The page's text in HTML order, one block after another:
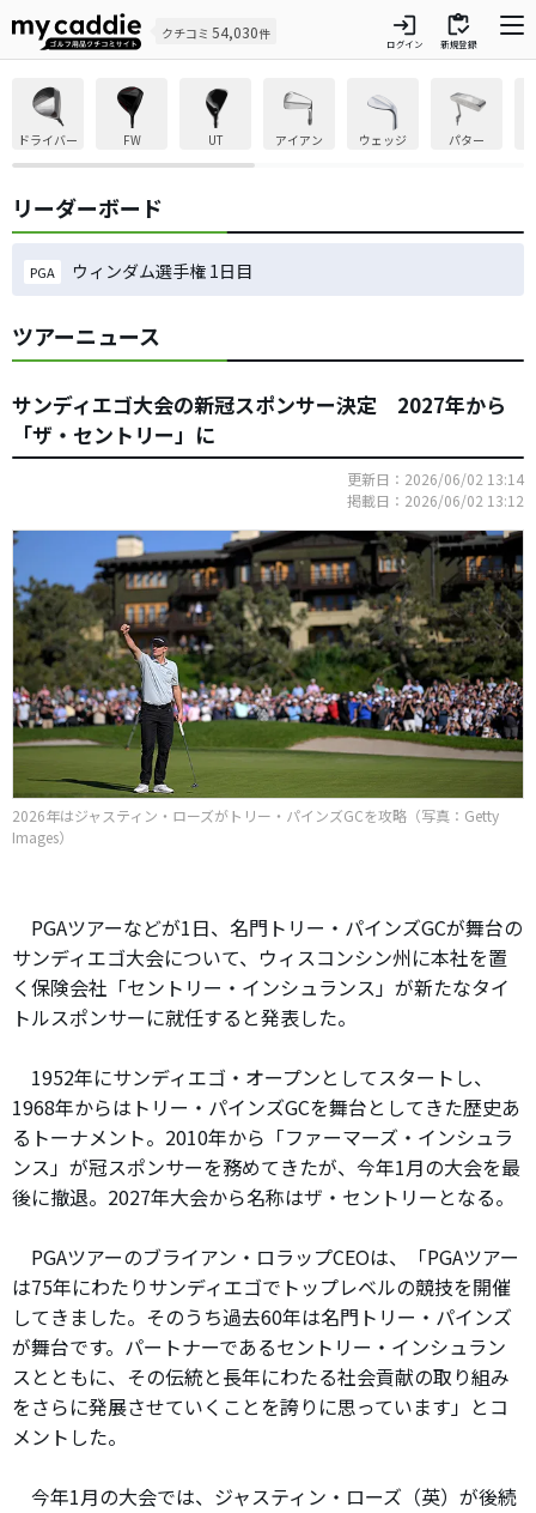
クチコミ 54,030件 login
ログイン
inventory
新規登録
ドライバー FW UT アイアン ウェッジ パター
リーダーボード
PGA ウィンダム選手権 1日目
ツアーニュース
サンディエゴ大会の新冠スポンサー決定 2027年から
「ザ・セントリー」に
更新日：2026/06/02 13:14
掲載日：2026/06/02 13:12
2026年はジャスティン・ローズがトリー・パインズGCを攻略（写真：Getty
Images）
PGAツアーなどが1日、名門トリー・パインズGCが舞台の
サンディエゴ大会について、ウィスコンシン州に本社を置
く保険会社「セントリー・インシュランス」が新たなタイ
トルスポンサーに就任すると発表した。
1952年にサンディエゴ・オープンとしてスタートし、
1968年からはトリー・パインズGCを舞台としてきた歴史あ
るトーナメント。2010年から「ファーマーズ・インシュラ
ンス」が冠スポンサーを務めてきたが、今年1月の大会を最
後に撤退。2027年大会から名称はザ・セントリーとなる。
PGAツアーのブライアン・ロラップCEOは、「PGAツアー
は75年にわたりサンディエゴでトップレベルの競技を開催
してきました。そのうち過去60年は名門トリー・パインズ
が舞台です。パートナーであるセントリー・インシュラン
スとともに、その伝統と長年にわたる社会貢献の取り組み
をさらに発展させていくことを誇りに思っています」とコ
メントした。
今年1月の大会では、ジャスティン・ローズ（英）が後続